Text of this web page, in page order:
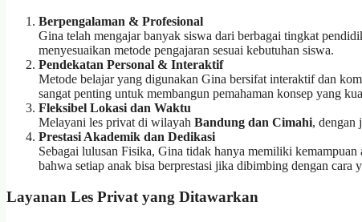
Berpengalaman & Profesional
Gina telah mengajar banyak siswa dari berbagai tingkat
menyesuaikan metode pengajaran sesuai kebutuhan siswa.
Pendekatan Personal & Interaktif
Metode belajar yang digunakan Gina bersifat interaktif dan
sangat penting untuk membangun pemahaman konsep yang
Fleksibel Lokasi dan Waktu
Melayani les privat di wilayah Bandung dan Cimahi, dengan
Prestasi Akademik dan Dedikasi
Sebagai lulusan Fisika, Gina tidak hanya memiliki
bahwa setiap anak bisa berprestasi jika dibimbing dengan cara
Layanan Les Privat yang Ditawarkan